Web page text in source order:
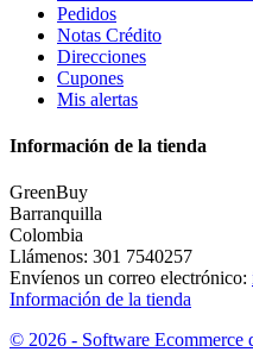
Pedidos
Notas Crédito
Direcciones
Cupones
Mis alertas
Información de la tienda
GreenBuy
Barranquilla
Colombia
Llámenos: 301 7540257
Envíenos un correo electrónico:
Información de la tienda
© 2026 - Software Ecommerce